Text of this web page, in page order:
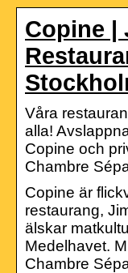
Copine |
Våra
alla!
Copine och
Chambre
Copine är
restaurang,
älskar
Medelhavet.
Chambre